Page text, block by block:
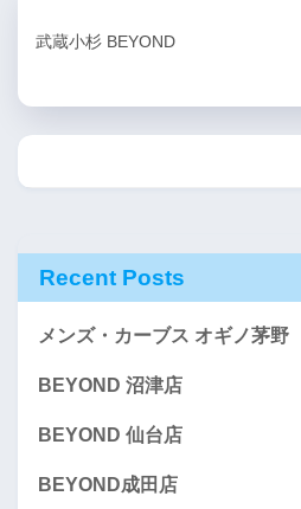
武蔵小杉 BEYOND
Recent Posts
メンズ・カーブス オギノ茅野
BEYOND 沼津店
BEYOND 仙台店
BEYOND成田店